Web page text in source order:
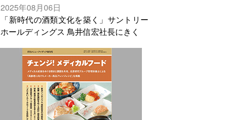
2025年08月06日
「新時代の酒類文化を築く」サントリー
ホールディングス 鳥井信宏社長にきく